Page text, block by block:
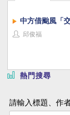
中方借颱風「
邱俊福
熱門搜尋
請輸入標題、作